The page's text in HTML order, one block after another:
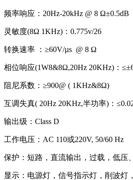
频率响应：20Hz-20kHz @ 8 Ω±0.5dB
灵敏度(8Ω 1KHz)：0.775v/26
转换速率 ：≥60V/µs @ 8 Ω
相位响应(1W8&8Ω,20Hz 20KHz)：
阻尼系数：≥900@ ( 1KHz&8Ω)
互调失真( 20Hz 20KHz,半功率)：
输出级：Class D
工作电压：AC 110或220V, 50/60 Hz
保护：短路，直流输出，过载，低压
显示：电源灯，信号指示灯，削波灯